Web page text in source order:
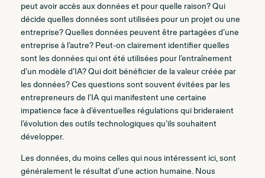
peut avoir accès aux données et pour quelle raison? Qui
décide quelles données sont utilisées pour un projet ou une
entreprise? Quelles données peuvent être partagées d’une
entreprise à l’autre? Peut-on clairement identifier quelles
sont les données qui ont été utilisées pour l’entraînement
d’un modèle d’IA? Qui doit bénéficier de la valeur créée par
les données? Ces questions sont souvent évitées par les
entrepreneurs de l’IA qui manifestent une certaine
impatience face à d’éventuelles régulations qui brideraient
l’évolution des outils technologiques qu’ils souhaitent
développer.
Les données, du moins celles qui nous intéressent ici, sont
généralement le résultat d’une action humaine. Nous